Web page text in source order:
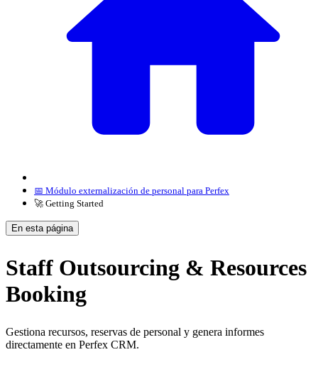
📅 Módulo externalización de personal para Perfex
🚀 Getting Started
En esta página
Staff Outsourcing & Resources
Booking
Gestiona recursos, reservas de personal y genera informes
directamente en Perfex CRM.